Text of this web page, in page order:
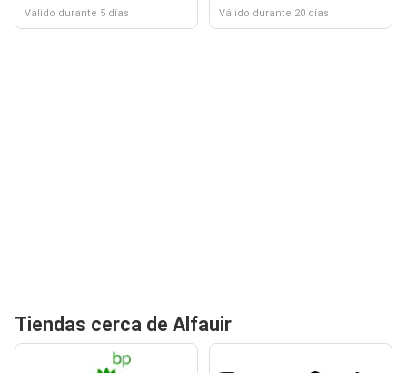
Válido durante 5 días Válido durante 20 días
Tiendas cerca de Alfauir